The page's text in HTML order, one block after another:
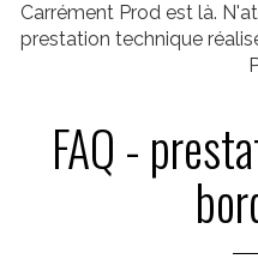
Carrément Prod est là.
prestation technique
FAQ -